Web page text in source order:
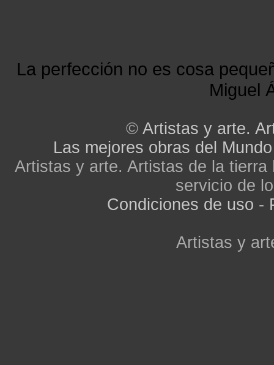
La perfección no es cosa
Miguel
© Artistas y arte.
Las mejores obras del Mundo
Artistas y arte. Artistas de la
servicio de
Condiciones de uso -
Artistas y